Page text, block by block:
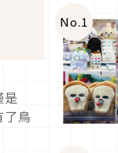
是
鳥
No.1